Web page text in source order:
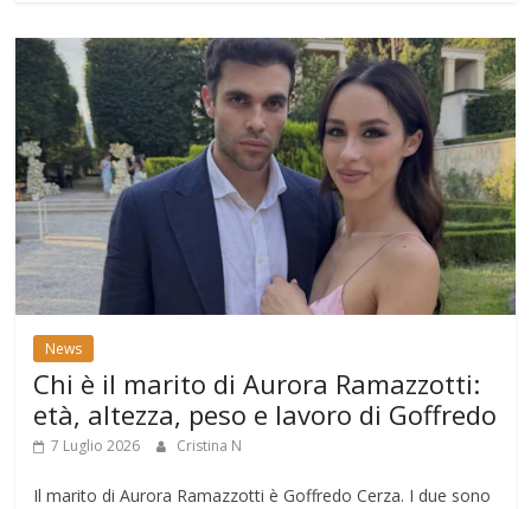
News
Chi è il marito di Aurora Ramazzotti:
età, altezza, peso e lavoro di Goffredo
7 Luglio 2026 Cristina N
Il marito di Aurora Ramazzotti è Goffredo Cerza. I due sono